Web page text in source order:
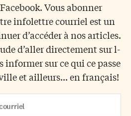
Vous abonner
infolettre courriel est un
d’accéder à nos articles.
d’aller directement sur l-
informer sur ce qui ce passe
et ailleurs... en français!